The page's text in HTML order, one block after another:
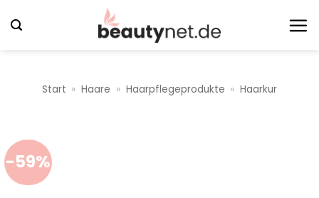
Inhalt
Start » Haare » Haarpflegeprodukte » Haarkur
-59%